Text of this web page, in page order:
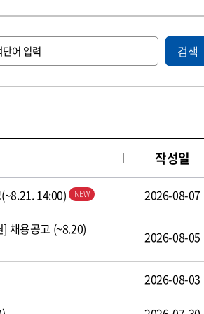
검색
작성일
14:00)
2026-08-07
채용공고 (~8.20)
2026-08-05
2026-08-03